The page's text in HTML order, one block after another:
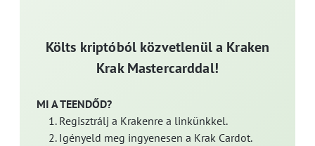
Költs kriptóból közvetlenül a Kraken
Krak Mastercarddal!
MI A TEENDŐD?
Regisztrálj a Krakenre a linkünkkel.
Igényeld meg ingyenesen a Krak Cardot.